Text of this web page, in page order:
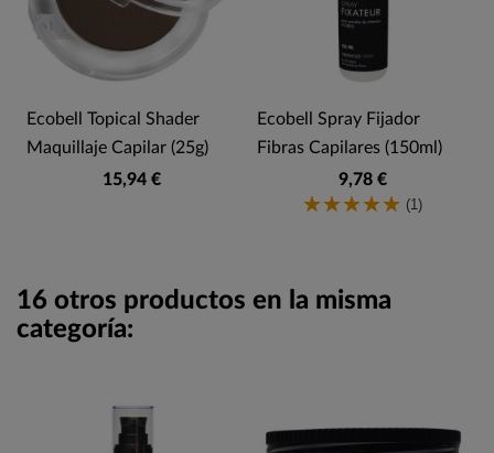
Ecobell Topical Shader
Maquillaje Capilar (25g)
15,94 €
Ecobell Spray Fijador
Fibras Capilares (150ml)
9,78 €
(1)
16 otros productos en la misma
categoría: